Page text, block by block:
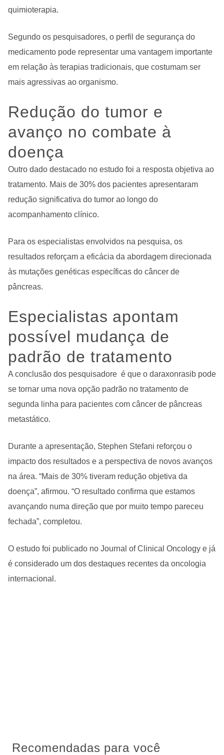
quimioterapia.
Segundo os pesquisadores, o perfil de segurança do
medicamento pode representar uma vantagem importante
em relação às terapias tradicionais, que costumam ser
mais agressivas ao organismo.
Redução do tumor e
avanço no combate à
doença
Outro dado destacado no estudo foi a resposta objetiva ao
tratamento. Mais de 30% dos pacientes apresentaram
redução significativa do tumor ao longo do
acompanhamento clínico.
Para os especialistas envolvidos na pesquisa, os
resultados reforçam a eficácia da abordagem direcionada
às mutações genéticas específicas do câncer de
pâncreas.
Especialistas apontam
possível mudança de
padrão de tratamento
A conclusão dos pesquisadore é que o daraxonrasib pode
se tornar uma nova opção padrão no tratamento de
segunda linha para pacientes com câncer de pâncreas
metastático.
Durante a apresentação, Stephen Stefani reforçou o
impacto dos resultados e a perspectiva de novos avanços
na área. “Mais de 30% tiveram redução objetiva da
doença”, afirmou. “O resultado confirma que estamos
avançando numa direção que por muito tempo pareceu
fechada”, completou.
O estudo foi publicado no Journal of Clinical Oncology e já
é considerado um dos destaques recentes da oncologia
internacional.
Recomendadas para você